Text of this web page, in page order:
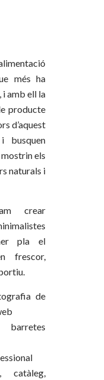
més ha
i amb ell la
producte
d’aquest
busquen
els
naturals i
crear
pla el
frescor,
de
catàleg,